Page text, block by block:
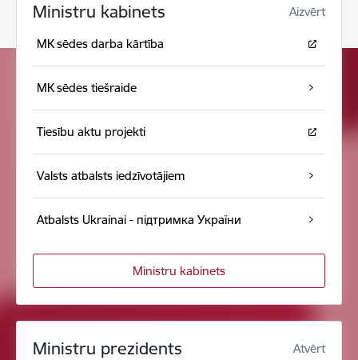
Ministru kabinets Aizvērt
MK sēdes darba kārtība
MK sēdes tiešraide
Tiesību aktu projekti
Valsts atbalsts iedzīvotājiem
Atbalsts Ukrainai - підтримка України
Ministru kabinets
Ministru prezidents Atvērt